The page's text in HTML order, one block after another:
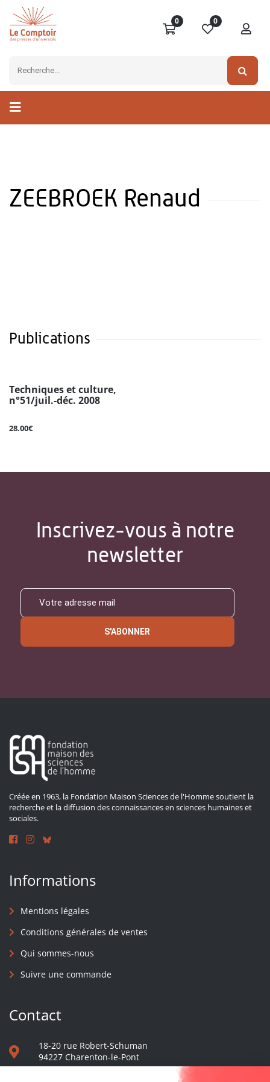
0 0
ZEEBROEK Renaud
Publications
Techniques et culture,
n°51/juil.-déc. 2008
28.00€
Inscrivez-vous à notre
newsletter
S'ABONNER
Créée en 1963, la Fondation Maison Sciences de l'Homme soutient la
recherche et la diffusion des connaissances en sciences humaines et
sociales.
Informations
Mentions légales
Conditions générales de ventes
Qui sommes-nous
Suivre une commande
Contact
18-20 rue Robert-Schuman
94227 Charenton-le-Pont